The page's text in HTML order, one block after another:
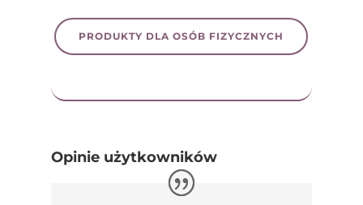
PRODUKTY DLA OSÓB FIZYCZNYCH
Opinie użytkowników